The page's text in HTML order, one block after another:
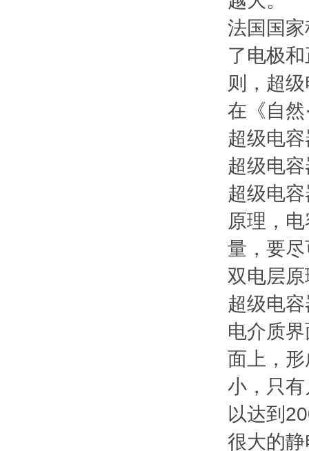
法国国
了电极
则，超
在《自
超级电
超级电
超级电
原理，
量，要
双电层
超级电
电介质
面上，
小，只
以达到
很大的